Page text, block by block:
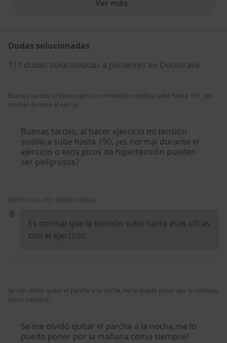
Ver másopiniones anteriores
Dudas solucionadas
111 dudas solucionadas a pacientes en Doctoralia
Buenas tardes, al hacer ejercicio mi tensión sistólica sube hasta 190, ¿es
normal durante el ejercic
Buenas tardes, al hacer ejercicio mi tensión
sistólica sube hasta 190, ¿es normal durante el
ejercicio o esos picos de hipertensión pueden
ser peligrosos?
RESPUESTA DEL PROFESIONAL:
Es normal que la tensión suba hasta esas cifras
con el ejercicio.
Se me olvidó quitar el parche a la noche,me lo puedo poner por la mañana
como siempre?
Se me olvidó quitar el parche a la noche,me lo
puedo poner por la mañana como siempre?